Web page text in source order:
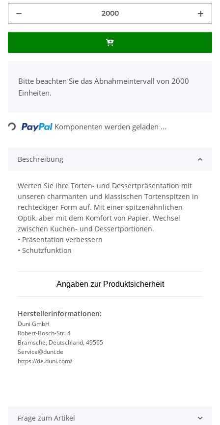
Bitte beachten Sie das Abnahmeintervall von 2000
Einheiten.
Loading... Komponenten werden geladen ...
Beschreibung
Werten Sie Ihre Torten- und Dessertpräsentation mit
unseren charmanten und klassischen Tortenspitzen in
rechteckiger Form auf. Mit einer spitzenähnlichen
Optik, aber mit dem Komfort von Papier. Wechsel
zwischen Kuchen- und Dessertportionen.
• Präsentation verbessern
• Schutzfunktion
Angaben zur Produktsicherheit
Herstellerinformationen:
Duni GmbH
Robert-Bosch-Str. 4
Bramsche, Deutschland, 49565
Service@duni.de
https://de.duni.com/
Frage zum Artikel